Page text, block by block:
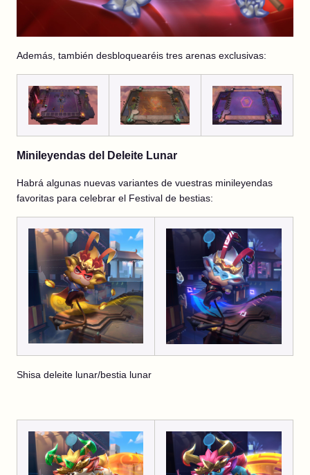
Además, también desbloquearéis tres arenas exclusivas:
Minileyendas del Deleite Lunar
Habrá algunas nuevas variantes de vuestras minileyendas
favoritas para celebrar el Festival de bestias:
Shisa deleite lunar/bestia lunar